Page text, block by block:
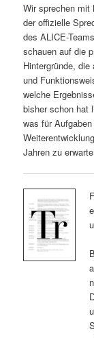
ng
e
n
Wir sprechen mit
der offizielle
des ALICE-
schauen auf die
Hintergründe, die
und
welche
bisher schon hat
was für
Jahren zu